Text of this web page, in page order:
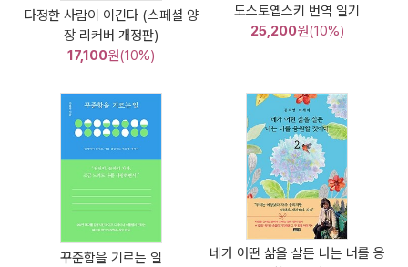
다정한 사람이 이긴다 (스페셜 양
장 리커버 개정판)
17,100원(10%)
도스토옙스키 번역 일기
25,200원(10%)
꾸준함을 기르는 일
네가 어떤 삶을 살든 나는 너를 응